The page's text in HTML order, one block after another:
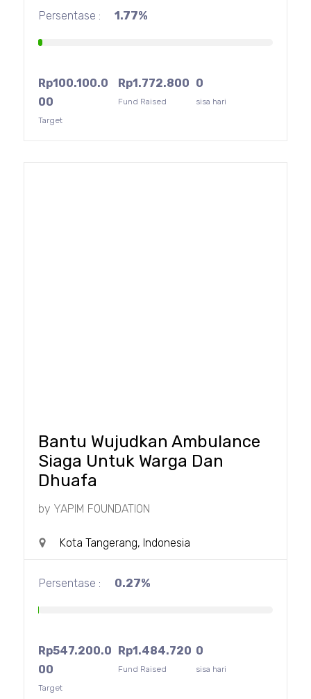
Persentase : 1.77%
Rp100.100.0
00
Target
0
sisa hari
Rp1.772.800
Fund Raised
Bantu Wujudkan Ambulance
Siaga Untuk Warga Dan
Dhuafa
by YAPIM FOUNDATION
Kota Tangerang, Indonesia
Persentase : 0.27%
Rp547.200.0
00
Target
0
sisa hari
Rp1.484.720
Fund Raised